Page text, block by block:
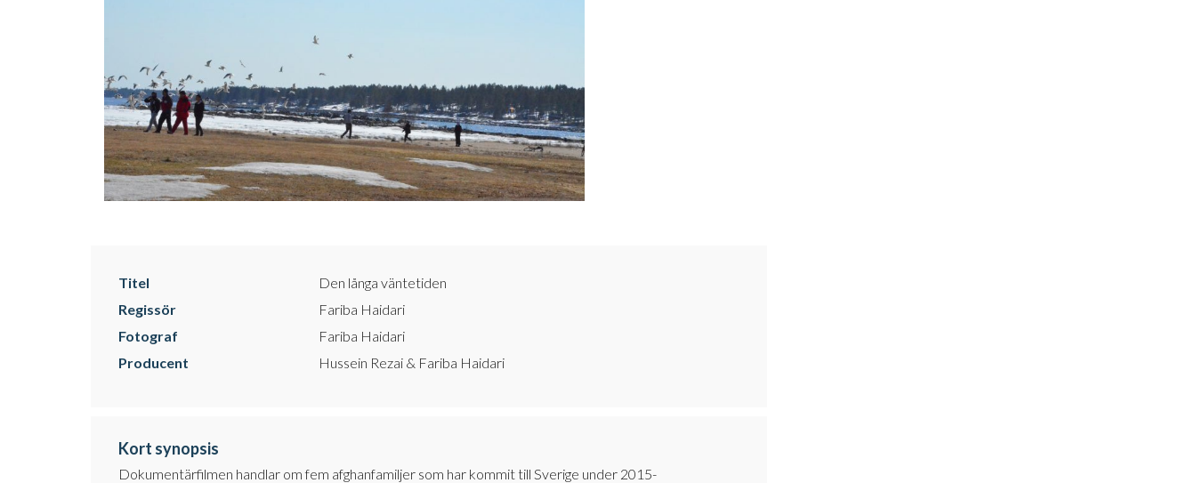
Titel
Den långa väntetiden
Regissör
Fariba Haidari
Fotograf
Fariba Haidari
Producent
Hussein Rezai & Fariba Haidari
Kort synopsis
Dokumentärfilmen handlar omfem afghanfamiljer som har kommit till Sverige under 2015-